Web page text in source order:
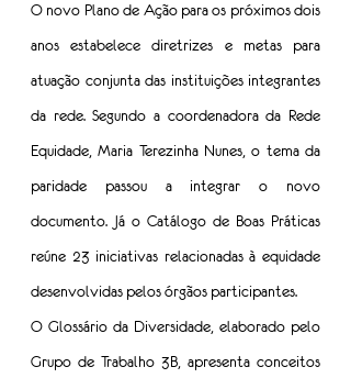
O novo Plano de Ação para os próximos dois
anos estabelece diretrizes e metas para
atuação conjunta das instituições integrantes
da rede. Segundo a coordenadora da Rede
Equidade, Maria Terezinha Nunes, o tema da
paridade passou a integrar o novo
documento. Já o Catálogo de Boas Práticas
reúne 23 iniciativas relacionadas à equidade
desenvolvidas pelos órgãos participantes.
O Glossário da Diversidade, elaborado pelo
Grupo de Trabalho 3B, apresenta conceitos